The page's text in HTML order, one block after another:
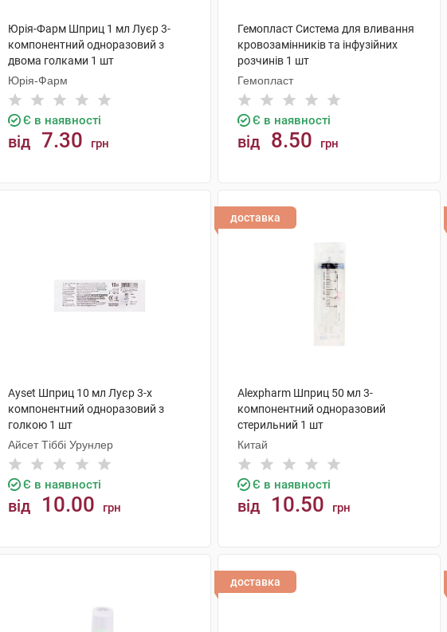
Юрія-Фарм Шприц 1 мл Луєр 3-
компонентний одноразовий з
двома голками 1 шт
Юрія-Фарм
Є в наявності
від 7.30 грн
Гемопласт Система для вливання
кровозамінників та інфузійних
розчинів 1 шт
Гемопласт
Є в наявності
від 8.50 грн
Ayset Шприц 10 мл Луєр 3-х
компонентний одноразовий з
голкою 1 шт
Айсет Тіббі Урунлер
Є в наявності
від 10.00 грн
доставка
Alexpharm Шприц 50 мл 3-
компонентний одноразовий
стерильний 1 шт
Китай
Є в наявності
від 10.50 грн
доставка